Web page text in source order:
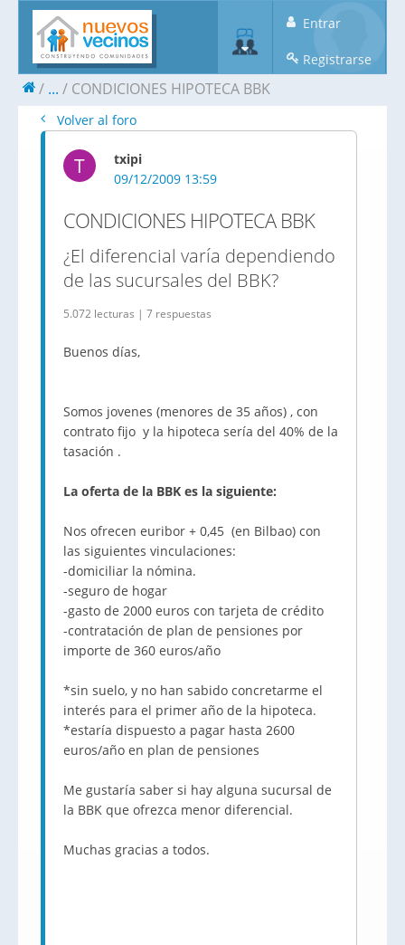
Entrar
Registrarse
... CONDICIONES HIPOTECA BBK
Volver al foro
T
txipi
09/12/2009 13:59
CONDICIONES HIPOTECA BBK
¿El diferencial varía dependiendo
de las sucursales del BBK?
5.072 lecturas | 7 respuestas
Buenos días,
Somos jovenes (menores de 35 años) , con
contrato fijo y la hipoteca sería del 40% de la
tasación .
La oferta de la BBK es la siguiente:
Nos ofrecen euribor + 0,45 (en Bilbao) con
las siguientes vinculaciones:
-domiciliar la nómina.
-seguro de hogar
-gasto de 2000 euros con tarjeta de crédito
-contratación de plan de pensiones por
importe de 360 euros/año
*sin suelo, y no han sabido concretarme el
interés para el primer año de la hipoteca.
*estaría dispuesto a pagar hasta 2600
euros/año en plan de pensiones
Me gustaría saber si hay alguna sucursal de
la BBK que ofrezca menor diferencial.
Muchas gracias a todos.